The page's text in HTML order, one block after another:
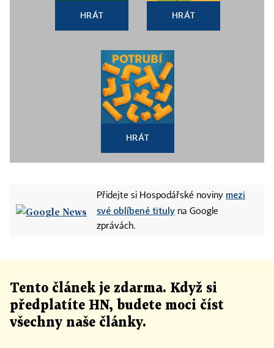
HRÁT HRÁT
HRÁT
Přidejte si Hospodářské noviny mezi
své oblíbené tituly na Google
zprávách.
Tento článek je zdarma. Když si
předplatíte HN, budete moci číst
všechny naše články.